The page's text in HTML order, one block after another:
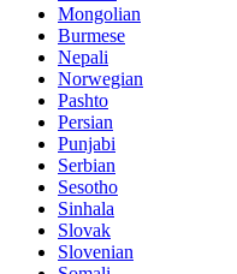
Mongolian
Burmese
Nepali
Norwegian
Pashto
Persian
Punjabi
Serbian
Sesotho
Sinhala
Slovak
Slovenian